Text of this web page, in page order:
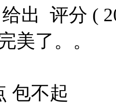
给出 评分 (
美了。。
包不起